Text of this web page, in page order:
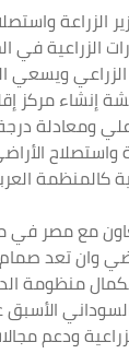
الزراعة
في
ويسعي
إنشاء
ومعادلة
واستصلاح
مع مصر في
تعد صمام
منظومة
السوداني
ودعم